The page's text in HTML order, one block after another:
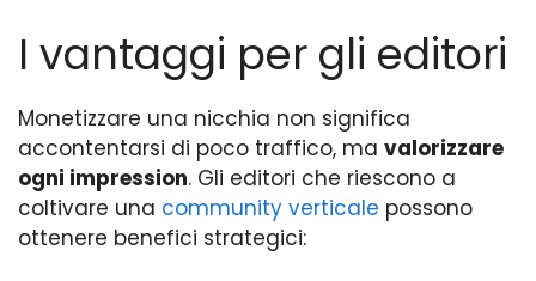
I vantaggi per gli editori
Monetizzare una nicchia non significa
accontentarsi di poco traffico, ma valorizzare
ogni impression. Gli editori che riescono a
coltivare una community verticale possono
ottenere benefici strategici: